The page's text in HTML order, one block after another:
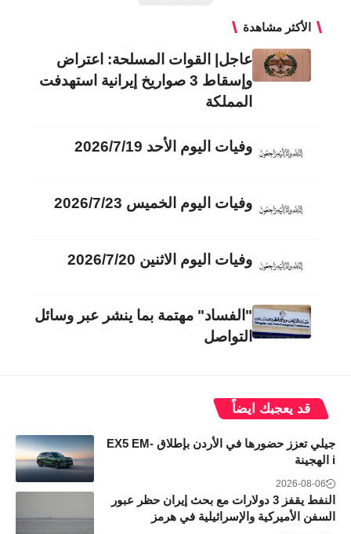
الأكثر مشاهدة
عاجل| القوات المسلحة: اعتراض
وإسقاط 3 صواريخ إيرانية استهدفت
المملكة
وفيات اليوم الأحد 2026/7/19
وفيات اليوم الخميس 2026/7/23
وفيات اليوم الاثنين 2026/7/20
"الفساد" مهتمة بما ينشر عبر وسائل
التواصل
قد يعجبك ايضاً
جيلي تعزز حضورها في الأردن بإطلاق EX5 EM-
i الهجينة
2026-08-06
النفط يقفز 3 دولارات مع بحث إيران حظر عبور
السفن الأميركية والإسرائيلية في هرمز